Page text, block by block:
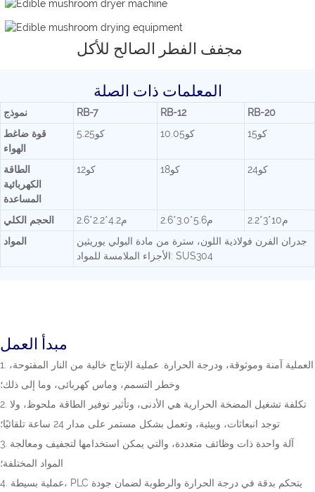
مجفف الفطر الصالح للأكل
المعلمات ذات الصلة
نموذج RB-7 RB-12
RB-20
قوة ضاغط
الهواء
كو5.25 كو10.05 كو15
الطاقة
الكهربائية
المساعدة
كو12 كو18 كو24
الحجم الكلي م4.2*2.2*2.6 م5.6*3.0*2.6
م10*3*2.2
المواد
جدران الفرن فولاذية اللون، سترة من مادة البولي يوريثين
الأجزاء الملامسة للمواد: SUS304
مبدأ العمل
1. العملية آمنة وموثوقة، ودرجة الحرارة. عملية الإنتاج خالية من النار المفتوحة،
وخطر التسمم، وماس كهربائى، وما إلى ذلك؛
2. تكلفة تشغيل المضخة الحرارية هي الأدنى، وتأثير توفير الطاقة ملحوظ، ولا
توجد انبعاثات، وبيئية، وتعمل بشكل مستمر على مدار 24 ساعة تلقائيًا؛
3. آلة واحدة ذات وظائف متعددة، والتي يمكن استخدامها لتجفيف ومعالجة
المواد المختلفة؛
4. عملية بسيطة، PLC يتحكم بدقة في درجة الحرارة والرطوبة لضمان جودة